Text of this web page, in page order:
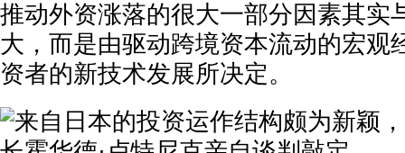
推动外资涨落的很大一部分因素其实
大，而是由驱动跨境资本流动的宏观
资者的新技术发展所决定。